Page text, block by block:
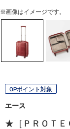
※画像はイメージです。
OPポイント対象
エース
★［ＰＲＯＴＥ